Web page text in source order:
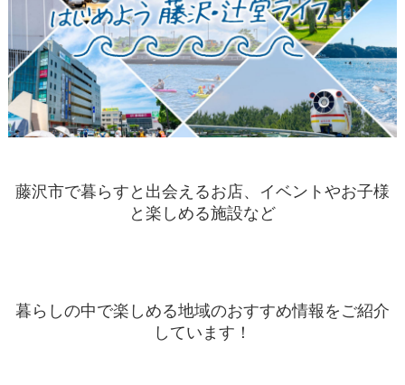
藤沢市で暮らすと出会えるお店、イベントやお子様
と楽しめる施設など
暮らしの中で楽しめる地域のおすすめ情報をご紹介
しています！